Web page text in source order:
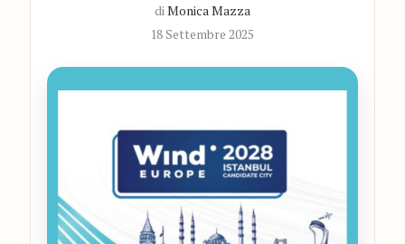
di Monica Mazza
18 Settembre 2025